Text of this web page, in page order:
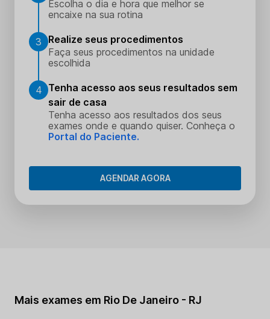
Escolha o dia e hora que melhor se
encaixe na sua rotina
3
Realize seus procedimentos
Faça seus procedimentos na unidade
escolhida
4 Tenha acesso aos seus resultados sem
sair de casa
Tenha acesso aos resultados dos seus
exames onde e quando quiser. Conheça o
Portal do Paciente.
AGENDAR AGORA
Mais exames em Rio De Janeiro - RJ